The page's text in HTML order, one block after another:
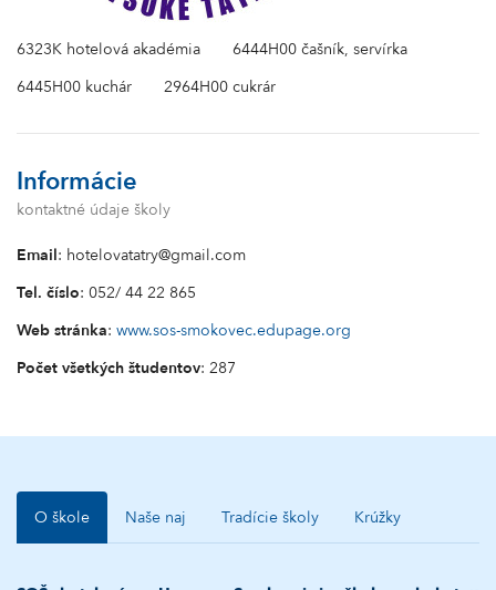
6323K hotelová akadémia
6444H00 čašník, servírka
6445H00 kuchár
2964H00 cukrár
Informácie
kontaktné údaje školy
Email: hotelovatatry@gmail.com
Tel. číslo: 052/ 44 22 865
Web stránka: www.sos-smokovec.edupage.org
Počet všetkých študentov: 287
O škole Naše naj Tradície školy Krúžky